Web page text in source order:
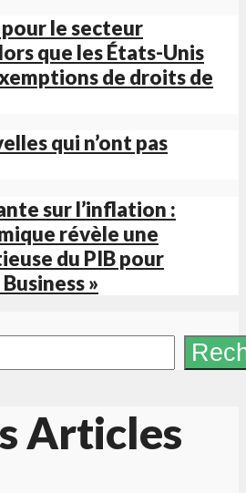
pour le secteur
que les États-Unis
de droits de
qui n’ont pas
sur l’inflation :
révèle une
du PIB pour
»
Articles